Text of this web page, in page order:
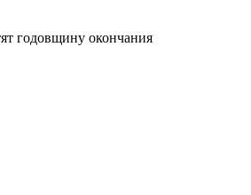
годовщину окончания